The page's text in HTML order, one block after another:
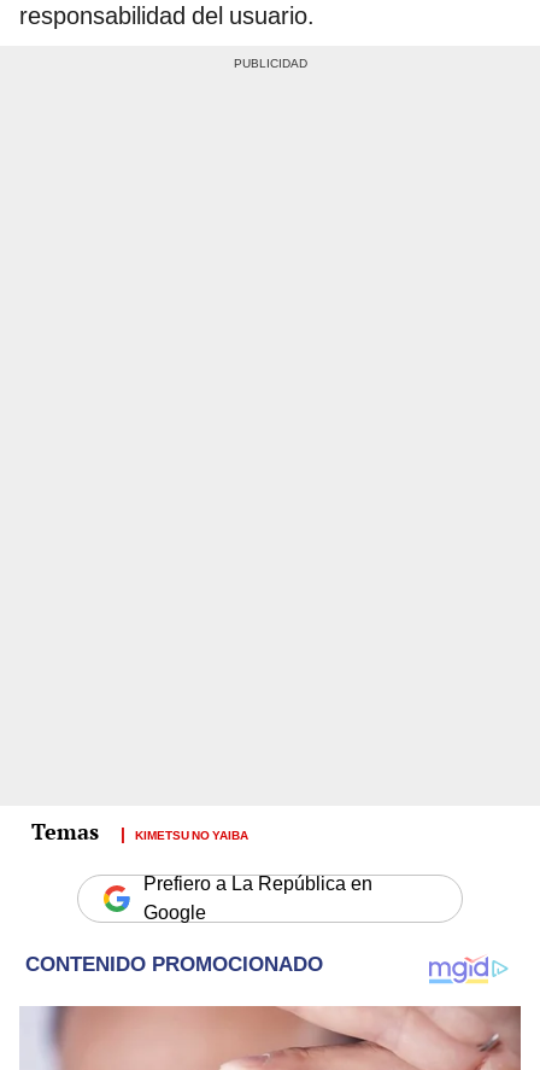
responsabilidad del usuario.
KIMETSU NO YAIBA
Prefiero a La República en
Google